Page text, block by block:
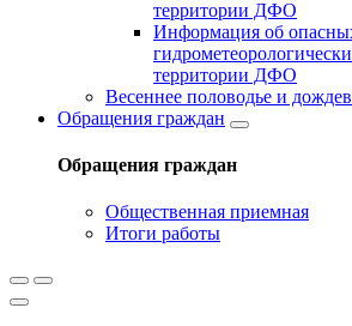
территории ДФО
Информация об
территории ДФО
Весеннее половодье и
Обращения граждан
Обращения граждан
Общественная приемная
Итоги работы